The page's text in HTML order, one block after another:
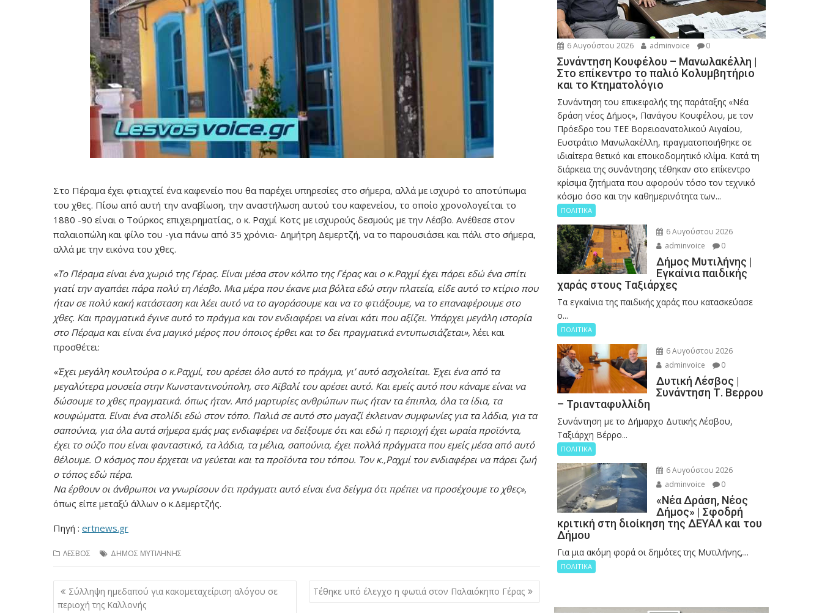
Στο Πέραμα έχει φτιαχτεί ένα καφενείο που θα παρέχει υπηρεσίες στο σήμερα, αλλά με ισχυρό το αποτύπωμα
του χθες. Πίσω από αυτή την αναβίωση, την αναστήλωση αυτού του καφενείου, το οποίο χρονολογείται το
1880 -90 είναι ο Τούρκος επιχειρηματίας, ο κ. Ραχμί Κοτς με ισχυρούς δεσμούς με την Λέσβο. Ανέθεσε στον
παλαιοπώλη και φίλο του -για πάνω από 35 χρόνια- Δημήτρη Δεμερτζή, να το παρουσιάσει και πάλι στο σήμερα,
αλλά με την εικόνα του χθες.
«Το Πέραμα είναι ένα χωριό της Γέρας. Είναι μέσα στον κόλπο της Γέρας και ο κ.Ραχμί έχει πάρει εδώ ένα σπίτι
γιατί την αγαπάει πάρα πολύ τη Λέσβο. Μια μέρα που έκανε μια βόλτα εδώ στην πλατεία, είδε αυτό το κτίριο που
ήταν σε πολύ κακή κατάσταση και λέει αυτό να το αγοράσουμε και να το φτιάξουμε, να το επαναφέρουμε στο
χθες. Και πραγματικά έγινε αυτό το πράγμα και τον ενδιαφέρει να είναι κάτι που αξίζει. Υπάρχει μεγάλη ιστορία
στο Πέραμα και είναι ένα μαγικό μέρος που όποιος έρθει και το δει πραγματικά εντυπωσιάζεται», λέει και
προσθέτει:
«Έχει μεγάλη κουλτούρα ο κ.Ραχμί, του αρέσει όλο αυτό το πράγμα, γι’ αυτό ασχολείται. Έχει ένα από τα
μεγαλύτερα μουσεία στην Κωνσταντινούπολη, στο Αϊβαλί του αρέσει αυτό. Και εμείς αυτό που κάναμε είναι να
δώσουμε το χθες πραγματικά. όπως ήταν. Από μαρτυρίες ανθρώπων πως ήταν τα έπιπλα, όλα τα ίδια, τα
κουφώματα. Είναι ένα στολίδι εδώ στον τόπο. Παλιά σε αυτό στο μαγαζί έκλειναν συμφωνίες για τα λάδια, για τα
σαπούνια, για όλα αυτά σήμερα εμάς μας ενδιαφέρει να δείξουμε ότι και εδώ η περιοχή έχει ωραία προϊόντα,
έχει το ούζο που είναι φανταστικό, τα λάδια, τα μέλια, σαπούνια, έχει πολλά πράγματα που εμείς μέσα από αυτό
θέλουμε. Ο κόσμος που έρχεται να γεύεται και τα προϊόντα του τόπου. Τον κ.,Ραχμί τον ενδιαφέρει να πάρει ζωή
ο τόπος εδώ πέρα.
Να έρθουν οι άνθρωποι να γνωρίσουν ότι πράγματι αυτό είναι ένα δείγμα ότι πρέπει να προσέχουμε το χθες»,
όπως είπε μεταξύ άλλων ο κ.Δεμερτζής.
Πηγή : ertnews.gr
ΛΕΣΒΟΣ ΔΗΜΟΣ ΜΥΤΙΛΗΝΗΣ
Πλοήγηση
άρθρων
Σύλληψη ημεδαπού για κακομεταχείριση αλόγου σε
περιοχή της Καλλονής
Τέθηκε υπό έλεγχο η φωτιά στον Παλαιόκηπο Γέρας
6 Αυγούστου 2026 adminvoice 0
Συνάντηση Κουφέλου – Μανωλακέλλη |
Στο επίκεντρο το παλιό Κολυμβητήριο
και το Κτηματολόγιο
Συνάντηση του επικεφαλής της παράταξης «Νέα
δράση νέος Δήμος», Πανάγου Κουφέλου, με τον
Πρόεδρο του ΤΕΕ Βορειοανατολικού Αιγαίου,
Ευστράτιο Μανωλακέλλη, πραγματοποιήθηκε σε
ιδιαίτερα θετικό και εποικοδομητικό κλίμα. Κατά τη
διάρκεια της συνάντησης τέθηκαν στο επίκεντρο
κρίσιμα ζητήματα που αφορούν τόσο τον τεχνικό
κόσμο όσο και την καθημερινότητα των...
ΠΟΛΙΤΙΚΑ
6 Αυγούστου 2026
adminvoice
0
Δήμος Μυτιλήνης |
Εγκαίνια παιδικής
χαράς στους Ταξιάρχες
Tα εγκαίνια της παιδικής χαράς που κατασκεύασε
ο...
ΠΟΛΙΤΙΚΑ
6 Αυγούστου 2026
adminvoice
0
Δυτική Λέσβος |
Συνάντηση Τ. Βερρου
– Τριανταφυλλίδη
Συνάντηση με το Δήμαρχο Δυτικής Λέσβου,
Ταξιάρχη Βέρρο...
ΠΟΛΙΤΙΚΑ
6 Αυγούστου 2026
adminvoice
0
«Νέα Δράση, Νέος
Δήμος» | Σφοδρή
κριτική στη διοίκηση της ΔΕΥΑΛ και του
Δήμου
Για μια ακόμη φορά οι δημότες της Μυτιλήνης,...
ΠΟΛΙΤΙΚΑ